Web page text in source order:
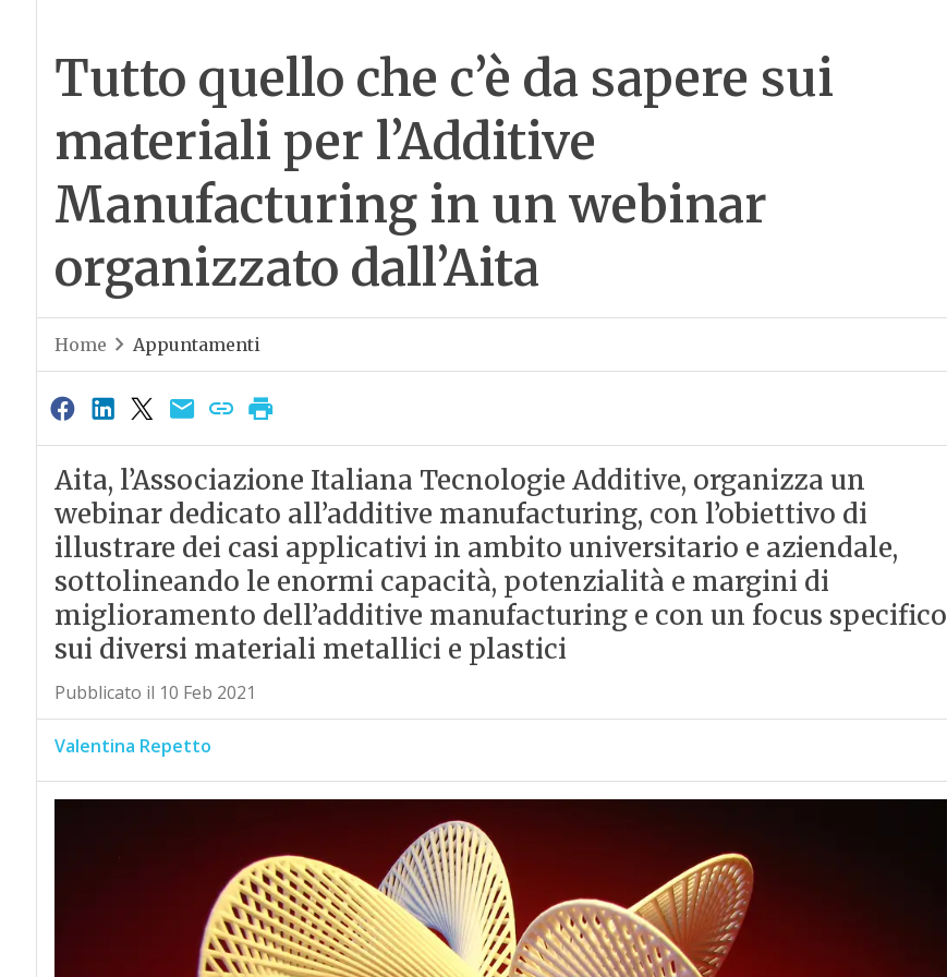
Tutto quello che c’è da sapere sui
materiali per l’Additive
Manufacturing in un webinar
organizzato dall’Aita
Home Appuntamenti
Aita, l’Associazione Italiana Tecnologie Additive, organizza un
webinar dedicato all’additive manufacturing, con l’obiettivo di
illustrare dei casi applicativi in ambito universitario e aziendale,
sottolineando le enormi capacità, potenzialità e margini di
miglioramento dell’additive manufacturing e con un focus specifico
sui diversi materiali metallici e plastici
Pubblicato il 10 Feb 2021
Valentina Repetto